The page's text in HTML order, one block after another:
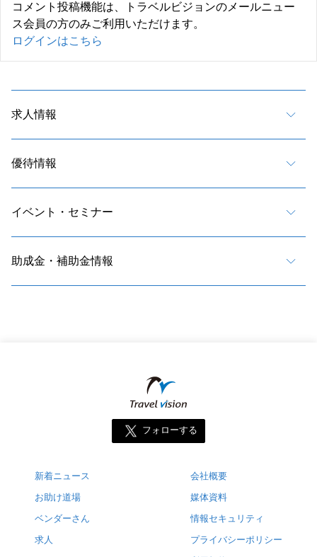
コメント投稿機能は、トラベルビジョンのメールニュー
ス会員の方のみご利用いただけます。
ログインはこちら
求人情報
優待情報
イベント・セミナー
助成金・補助金情報
フォローする
新着ニュース
お助け道場
ベンダーさん
求人
会社概要
媒体資料
情報セキュリティ
プライバシーポリシー